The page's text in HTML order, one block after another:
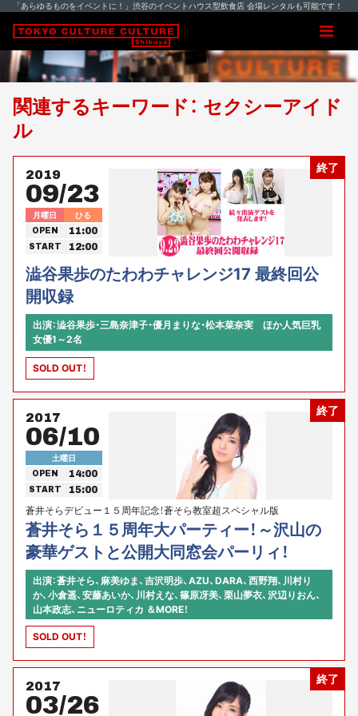
「あらゆるものをイベントに！」渋谷のイベントハウス型飲食店 会場レンタルも可能です！
関連するキーワード： セクシーアイド
ル
終了
2019
09/23
月曜日 ひる
OPEN 11:00
START 12:00
澁谷果歩のたわわチャレンジ17 最終回公
開収録
出演：澁谷果歩・三島奈津子・優月まりな・松本菜奈実 ほか人気巨乳
女優1～2名
SOLD OUT！
終了
2017
06/10
土曜日
OPEN 14:00
START 15:00
蒼井そらデビュー１５周年記念！蒼そら教室超スペシャル版
蒼井そら１５周年大パーティー！～沢山の
豪華ゲストと公開大同窓会パーリィ！
出演：蒼井そら、麻美ゆま、吉沢明歩、AZU、DARA、西野翔、川村り
か、小倉遥、安藤あいか、川村えな、篠原冴美、栗山夢衣、沢辺りおん、
山本政志、ニューロティカ ＆MORE！
SOLD OUT！
終了
2017
03/26